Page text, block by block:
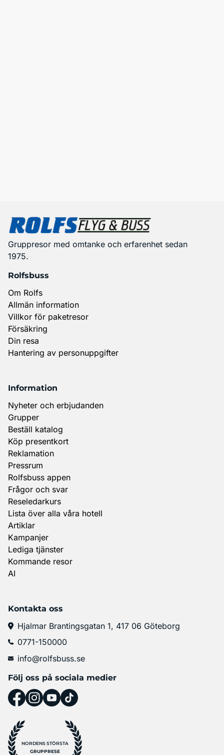
Gruppresor med omtanke och erfarenhet sedan
1975.
Rolfsbuss
Om Rolfs
Allmän information
Villkor för paketresor
Försäkring
Din resa
Hantering av personuppgifter
Information
Nyheter och erbjudanden
Grupper
Beställ katalog
Köp presentkort
Reklamation
Pressrum
Rolfsbuss appen
Frågor och svar
Reseledarkurs
Lista över alla våra hotell
Artiklar
Kampanjer
Lediga tjänster
Kommande resor
AI
Kontakta oss
Hjalmar Brantingsgatan 1, 417 06 Göteborg
0771-150000
info@rolfsbuss.se
Följ oss på sociala medier
NORDENS STÖRSTA
GRUPPRESE